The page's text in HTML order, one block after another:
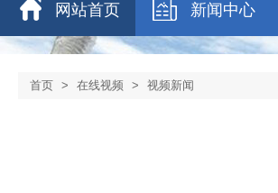
网站首页 新闻中心
首页 > 在线视频 > 视频新闻